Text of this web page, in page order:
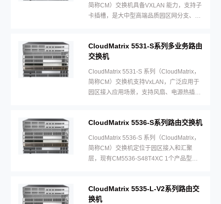
简称CM）交换机具备VXLAN 能力，支持子
卡插槽，是大中型高端品质园区网分支、小
CloudMatrix 5531-S系列多业务路由
交换机
CloudMatrix 5531-S 系列（CloudMatrix，
简称CM）交换机支持VxLAN，广泛应用于
园区接入应用场景，支持风扇、电源热插
CloudMatrix 5536-S系列路由交换机
CloudMatrix 5536-S 系列（CloudMatrix，
简称CM）交换机定位于园区接入和汇聚
层，现有CM5536-S48T4XC 1个产品型
CloudMatrix 5535-L-V2系列路由交
换机